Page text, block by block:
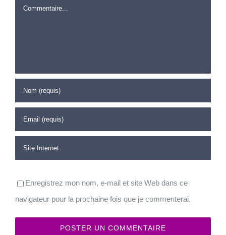
Commentaire
Enregistrez mon nom, e-mail et site Web dans ce
navigateur pour la prochaine fois que je commenterai.